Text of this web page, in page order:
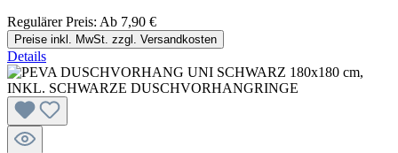
Regulärer Preis: Ab 7,90 €
Preise inkl. MwSt. zzgl. Versandkosten
Details